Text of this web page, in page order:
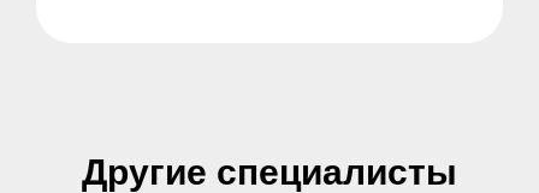
Другие специалисты